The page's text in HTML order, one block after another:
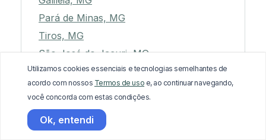
Pará de Minas, MG
Tiros, MG
São José do Jacuri, MG
Coroaci, MG
Aimorés, MG
Santa Margarida, MG
Teófilo Otoni, MG
Utilizamos cookies essenciais e tecnologias semelhantes de
acordo com nossos Termos de uso e, ao continuar navegando,
você concorda com estas condições.
Ok, entendi